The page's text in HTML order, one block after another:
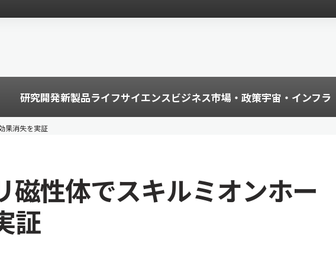
研究開発新製品ライフサイエンスビジネス市場・政策宇宙・インフラ
果消失を実証
磁性体でスキルミオンホー
証